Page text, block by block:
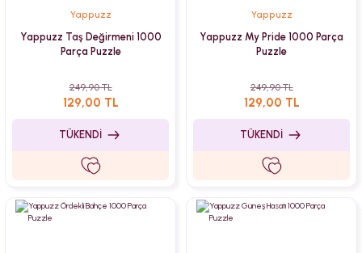
Yappuzz
Yappuzz Taş Değirmeni 1000
Parça Puzzle
249,90 TL
129,00 TL
TÜKENDİ
Yappuzz
Yappuzz My Pride 1000 Parça
Puzzle
249,90 TL
129,00 TL
TÜKENDİ